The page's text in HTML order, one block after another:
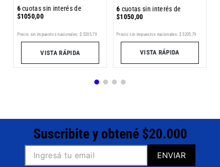
6cuotas sin interés de
$1050,00
Precio sin impuestos nacionales: $ 5205,79
VISTA RÁPIDA
6 cuotas sin interés de
$1050,00
Precio sin impuestos nacionales: $ 5205 79
VISTA RÁPIDA
Suscribite y obtené $20.000
ENVIAR